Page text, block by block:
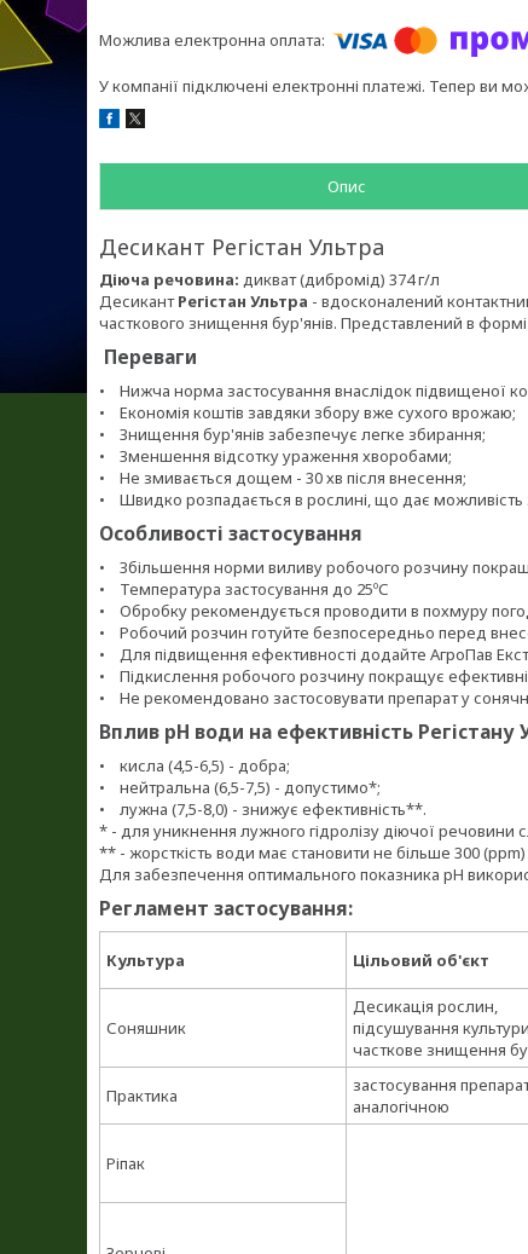
У компанії підключені електронні платежі. Тепер ви
Опис
Десикант Регістан Ультра
Діюча речовина: дикват (дибромід) 374 г/л
ДесикантРегістан Ультра - вдосконалений
часткового знищення бур'янів. Представлений в
Переваги
• Нижча норма застосування внаслідок підвищеної
• Економія коштів завдяки збору вже сухого врожаю;
• Знищення бур'янів забезпечує легке збирання;
• Зменшення відсотку ураження хворобами;
• Не змивається дощем - 30 хв після внесення;
• Швидко розпадається в рослині, що дає можливість
Особливості застосування
• Збільшення норми виливу робочого розчину
• Температура застосування до 25ºС
• Обробку рекомендується проводити в похмуру
• Робочий розчин готуйте безпосередньо перед
• Для підвищення ефективності додайте АгроПав
• Підкислення робочого розчину покращує
• Не рекомендовано застосовувати препарат у
Вплив pH води на ефективність Регістану
• кисла (4,5-6,5) - добра;
• нейтральна (6,5-7,5) - допустимо*;
• лужна (7,5-8,0) - знижує ефективність**.
* - для уникнення лужного гідролізу діючої речовини
** - жорсткість води має становити не більше 300
Для забезпечення оптимального показника pH
Регламент застосування:
Культура Цільовий об'єкт
Соняшник
Десикація рослин,
підсушування
часткове знищення
Практика
застосування
аналогічною
Ріпак